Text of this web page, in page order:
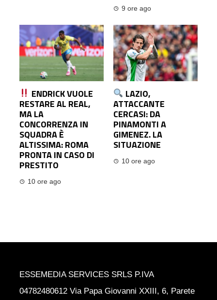
9 ore ago
ENDRICK VUOLE
RESTARE AL REAL,
MA LA
CONCORRENZA IN
SQUADRA È
ALTISSIMA: ROMA
PRONTA IN CASO DI
PRESTITO
10 ore ago
LAZIO,
ATTACCANTE
CERCASI: DA
PINAMONTI A
GIMENEZ. LA
SITUAZIONE
10 ore ago
ESSEMEDIA SERVICES SRLS P.IVA
04782480612 Via Papa Giovanni XXIII, 6, Parete